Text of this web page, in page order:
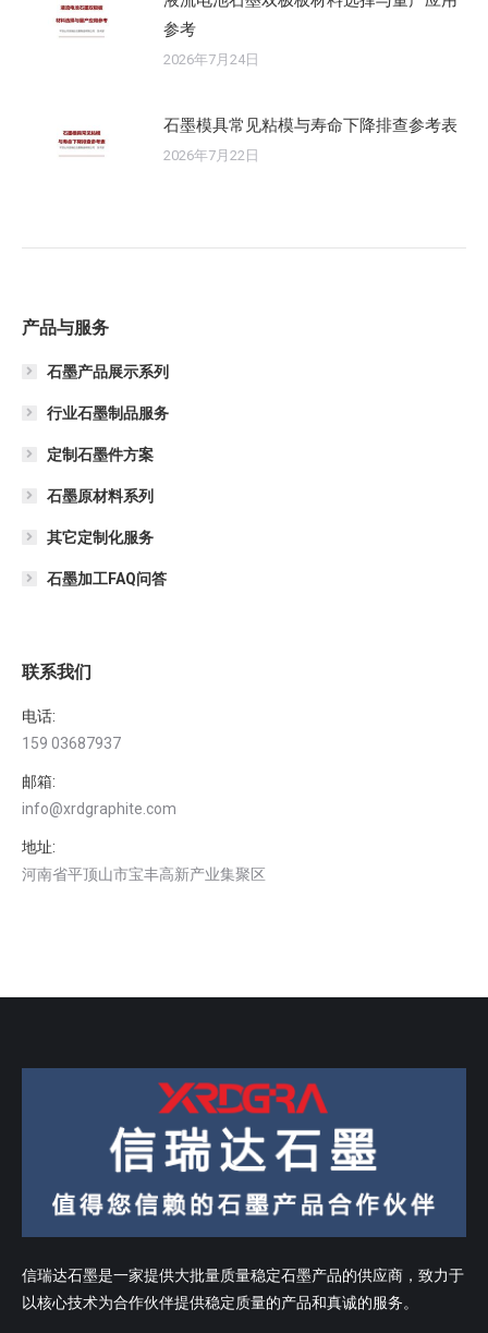
参考
2026年7月24日
石墨模具常见粘模与寿命下降排查参考表
2026年7月22日
产品与服务
石墨产品展示系列
行业石墨制品服务
定制石墨件方案
石墨原材料系列
其它定制化服务
石墨加工FAQ问答
联系我们
电话:
159 03687937
邮箱:
info@xrdgraphite.com
地址:
河南省平顶山市宝丰高新产业集聚区
信瑞达石墨是一家提供大批量质量稳定石墨产品的供应商，致力于
以核心技术为合作伙伴提供稳定质量的产品和真诚的服务。